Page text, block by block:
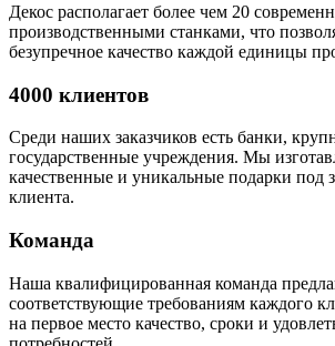
Декос располагает более чем 20
производственными станками, что
безупречное качество каждой единицы
4000 клиентов
Среди наших заказчиков есть банки,
государственные учреждения. Мы
качественные и уникальные подарки под
клиента.
Команда
Наша квалифицированная команда
соответствующие требованиям каждого
на первое место качество, сроки и